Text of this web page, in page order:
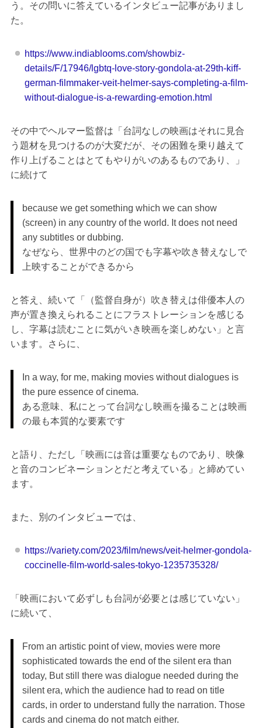
う。その問いに答えているインタビュー記事がありまし
た。
https://www.indiablooms.com/showbiz-
details/F/17946/lgbtq-love-story-gondola-at-29th-kiff-
german-filmmaker-veit-helmer-says-completing-a-film-
without-dialogue-is-a-rewarding-emotion.html
その中でヘルマー監督は「台詞なしの映画はそれに見合
う題材を見つけるのが大変だが、その困難を乗り越えて
作り上げることはとてもやりがいのあるものであり、」
に続けて
because we get something which we can show
(screen) in any country of the world. It does not need
any subtitles or dubbing.
なぜなら、世界中のどの国でも字幕や吹き替えなしで
上映することができるから
と答え、続いて「（監督自身が）吹き替えは俳優本人の
声が置き換えられることにフラストレーションを感じる
し、字幕は読むことに気がいき映画を楽しめない」と言
います。さらに、
In a way, for me, making movies without dialogues is
the pure essence of cinema.
ある意味、私にとって台詞なし映画を撮ることは映画
の最も本質的な要素です
と語り、ただし「映画には音は重要なものであり、映像
と音のコンビネーションとだと考えている」と締めてい
ます。
また、別のインタビューでは、
https://variety.com/2023/film/news/veit-helmer-gondola-
coccinelle-film-world-sales-tokyo-1235735328/
「映画において必ずしも台詞が必要とは感じていない」
に続いて、
From an artistic point of view, movies were more
sophisticated towards the end of the silent era than
today, But still there was dialogue needed during the
silent era, which the audience had to read on title
cards, in order to understand fully the narration. Those
cards and cinema do not match either.